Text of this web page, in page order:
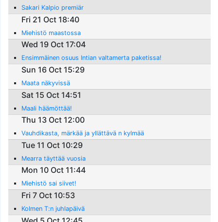
Sakari Kalpio premiär
Fri 21 Oct 18:40
Miehistö maastossa
Wed 19 Oct 17:04
Ensimmäinen osuus Intian valtamerta paketissa!
Sun 16 Oct 15:29
Maata näkyvissä
Sat 15 Oct 14:51
Maali häämöttää!
Thu 13 Oct 12:00
Vauhdikasta, märkää ja yllättävä n kylmää
Tue 11 Oct 10:29
Mearra täyttää vuosia
Mon 10 Oct 11:44
Miehistö sai siivet!
Fri 7 Oct 10:53
Kolmen T:n juhlapäivä